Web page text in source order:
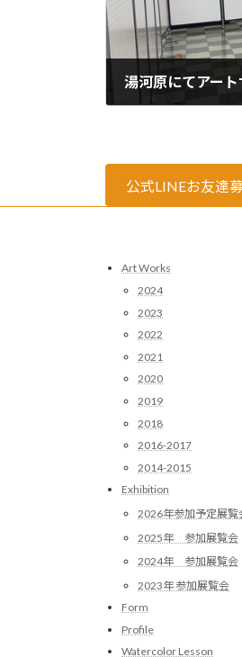
湯河原にてアー
公式LINEお友達
Art Works
2024
2023
2022
2021
2020
2019
2018
2016-2017
2014-2015
Exhibition
2026年参加予定展覧
2025年 参加展覧会
2024年 参加展覧会
2023年 参加展覧会
Form
Profile
Watercolor Lesson